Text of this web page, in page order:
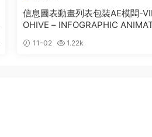
信息圖表動畫列表包裝AE模闆-
OHIVE – INFOGRAPHIC
11-02 1.22k